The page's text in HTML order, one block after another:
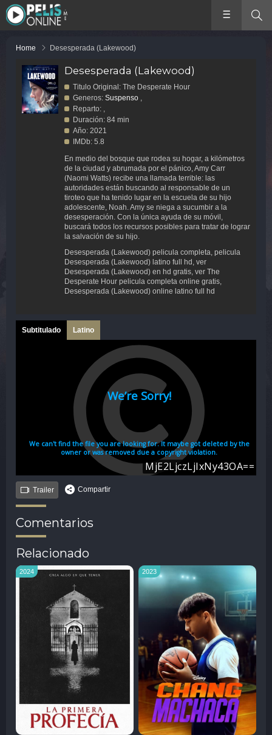
Home Desesperada (Lakewood)
Desesperada (Lakewood)
Titulo Original: The Desperate Hour
Generos: Suspenso ,
Reparto: ,
Duración: 84 min
Año: 2021
IMDb: 5.8
En medio del bosque que rodea su hogar, a kilómetros
de la ciudad y abrumada por el pánico, Amy Carr
(Naomi Watts) recibe una llamada terrible: las
autoridades están buscando al responsable de un
tiroteo que ha tenido lugar en la escuela de su hijo
adolescente, Noah. Amy se niega a sucumbir a la
desesperación. Con la única ayuda de su móvil,
buscará todos los recursos posibles para tratar de lograr
la salvación de su hijo.
Desesperada (Lakewood) pelicula completa, pelicula
Desesperada (Lakewood) latino full hd, ver
Desesperada (Lakewood) en hd gratis, ver The
Desperate Hour pelicula completa online gratis,
Desesperada (Lakewood) online latino full hd
Subtitulado Latino
Trailer Compartir
Comentarios
Relacionado
2024 2023